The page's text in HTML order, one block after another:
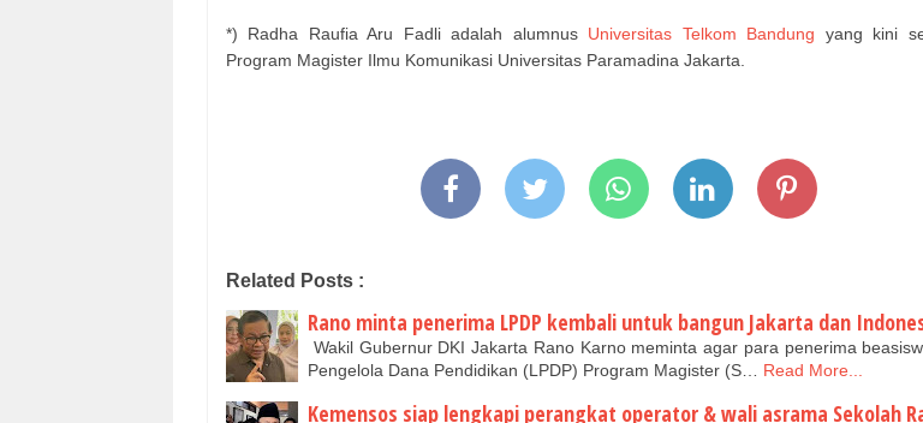
*) Radha Raufia Aru Fadli adalah alumnus Universitas Telkom Bandung yang kini
Program Magister Ilmu Komunikasi Universitas Paramadina Jakarta.
Related Posts :
Rano minta penerima LPDP kembali untuk bangun Jakarta dan
Wakil Gubernur DKI Jakarta Rano Karno meminta agar para penerima
Pengelola Dana Pendidikan (LPDP) Program Magister (S… Read More...
Kemensos siap lengkapi perangkat operator & wali asrama Sekolah